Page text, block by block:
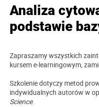
Analiza
podstawie
Zapraszamy wszystkich
kursem e-learningowym,
Szkolenie dotyczy metod
indywidualnych autorów w
Science.